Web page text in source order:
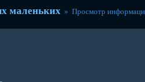
маленьких » Просмотр